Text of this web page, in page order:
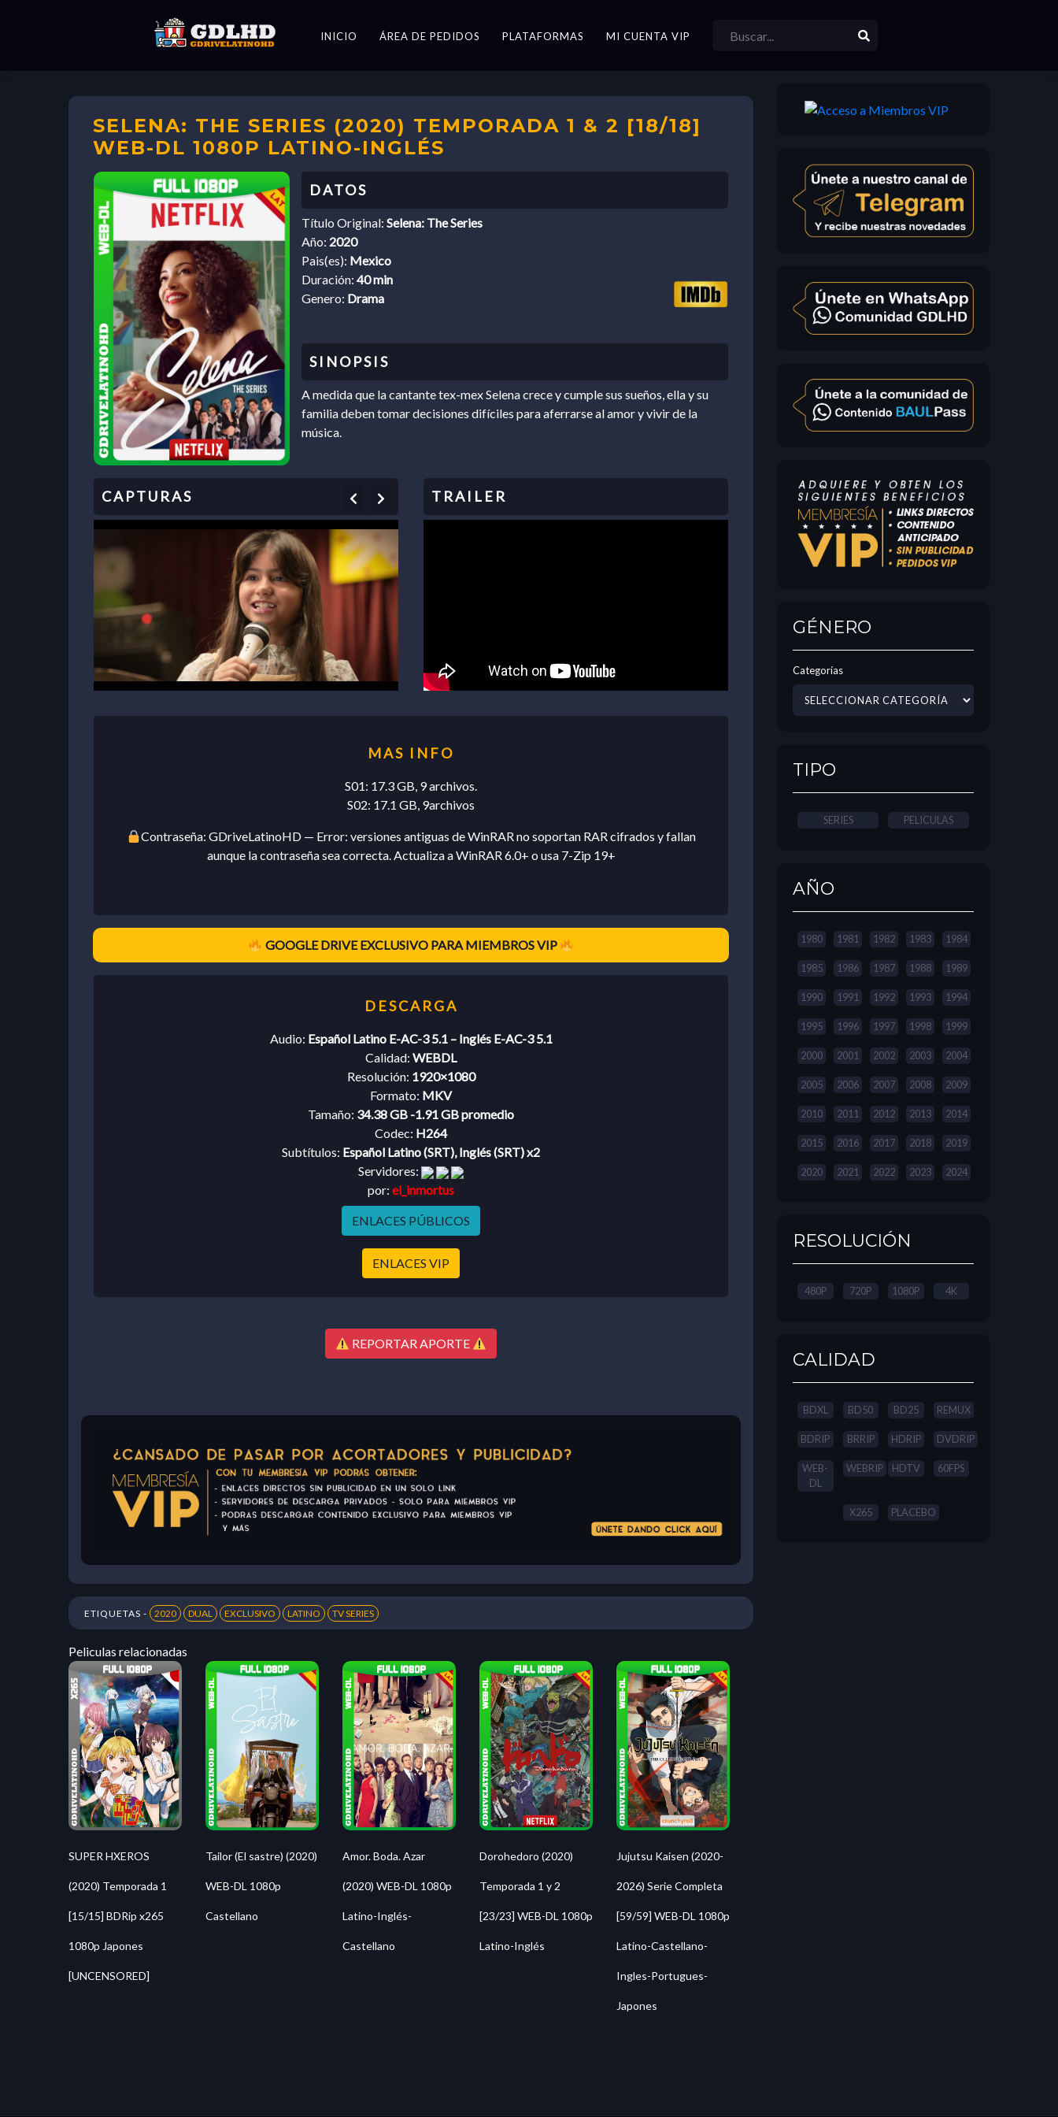
INICIO ÁREA DE PEDIDOS PLATAFORMAS MI CUENTA VIP
SELENA: THE SERIES (2020) TEMPORADA 1 & 2 [18/18]
WEB-DL 1080P LATINO-INGLÉS
Título Original: Selena: The Series
Año: 2020
Pais(es): Mexico
Duración: 40 min
Genero: Drama
A medida que la cantante tex-mex Selena crece y cumple sus sueños, ella y su
familia deben tomar decisiones difíciles para aferrarse al amor y vivir de la
música.
Previous
S01: 17.3 GB, 9 archivos.
S02: 17.1 GB, 9archivos
Contraseña: GDriveLatinoHD — Error: versiones antiguas de WinRAR no soportan RAR cifrados y fallan
aunque la contraseña sea correcta. Actualiza a WinRAR 6.0+ o usa 7-Zip 19+
GOOGLE DRIVE EXCLUSIVO PARA MIEMBROS VIP
Audio: Español Latino E-AC-3 5.1 – Inglés E-AC-3 5.1
Calidad: WEBDL
Resolución: 1920×1080
Formato: MKV
Tamaño: 34.38 GB -1.91 GB promedio
Codec: H264
Subtítulos: Español Latino (SRT), Inglés (SRT) x2
Servidores:
por: el_inmortus
ENLACES PÚBLICOS
ENLACES VIP
REPORTAR APORTE
ETIQUETAS - 2020 DUAL EXCLUSIVO LATINO TV SERIES
Peliculas relacionadas
SUPER HXEROS
(2020) Temporada 1
[15/15] BDRip x265
1080p Japones
[UNCENSORED]
Tailor (El sastre) (2020)
WEB-DL 1080p
Castellano
Amor. Boda. Azar
(2020) WEB-DL 1080p
Latino-Inglés-
Castellano
Dorohedoro (2020)
Temporada 1 y 2
[23/23] WEB-DL 1080p
Latino-Inglés
Jujutsu Kaisen (2020-
2026) Serie Completa
[59/59] WEB-DL 1080p
Latino-Castellano-
Ingles-Portugues-
Japones
GÉNERO
Categorías
TIPO
SERIES PELICULAS
AÑO
1980 1981 1982 1983 1984
1985 1986 1987 1988 1989
1990 1991 1992 1993 1994
1995 1996 1997 1998 1999
2000 2001 2002 2003 2004
2005 2006 2007 2008 2009
2010 2011 2012 2013 2014
2015 2016 2017 2018 2019
2020 2021 2022 2023 2024
RESOLUCIÓN
480P 720P 1080P 4K
CALIDAD
BDXL BD50 BD25 REMUX
BDRIP BRRIP HDRIP DVDRIP
WEB-
DL
WEBRIP HDTV 60FPS
X265 PLACEBO